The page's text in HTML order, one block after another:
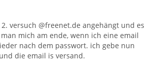
versuch @freenet.de angehängt und es
mich am ende, wenn ich eine email
nach dem passwort. ich gebe nun
die email is versand.